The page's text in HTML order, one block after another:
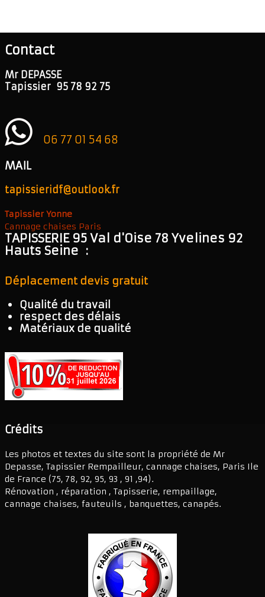
Contact
Mr DEPASSE
Tapissier 95 78 92 75
06 77 01 54 68
MAIL
tapissieridf@outlook.fr
Tapissier Yonne
Cannage chaises Paris
TAPISSERIE 95 Val d'Oise 78 Yvelines 92
Hauts Seine :
Déplacement devis gratuit
Qualité du travail
respect des délais
Matériaux de qualité
Crédits
Les photos et textes du site sont la propriété de Mr
Depasse, Tapissier Rempailleur, cannage chaises, Paris Ile
de France (75, 78, 92, 95, 93 , 91 ,94).
Rénovation , réparation , Tapisserie, rempaillage,
cannage chaises, fauteuils , banquettes, canapés.